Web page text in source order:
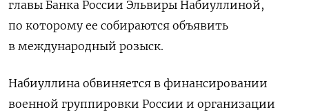
главы Банка России Эльвиры Набиуллиной,
по которому ее собираются объявить
в международный розыск.
Набиуллина обвиняется в финансировании
военной группировки России и организации